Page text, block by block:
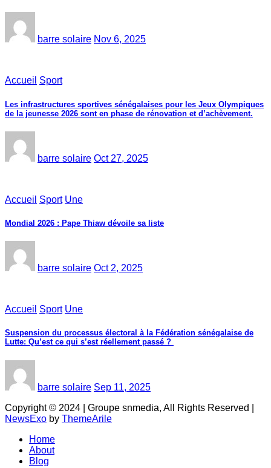
barre solaire Nov 6, 2025
Accueil Sport
Les infrastructures sportives sénégalaises pour les Jeux Olympiques
de la jeunesse 2026 sont en phase de rénovation et d’achèvement.
barre solaire Oct 27, 2025
Accueil Sport Une
Mondial 2026 : Pape Thiaw dévoile sa liste
barre solaire Oct 2, 2025
Accueil Sport Une
‎Suspension du processus électoral à la Fédération sénégalaise de
Lutte: Qu’est ce qui s’est réellement passé ? ‎‎
barre solaire Sep 11, 2025
Copyright © 2024 | Groupe snmedia, All Rights Reserved
NewsExo by ThemeArile
Home
About
Blog